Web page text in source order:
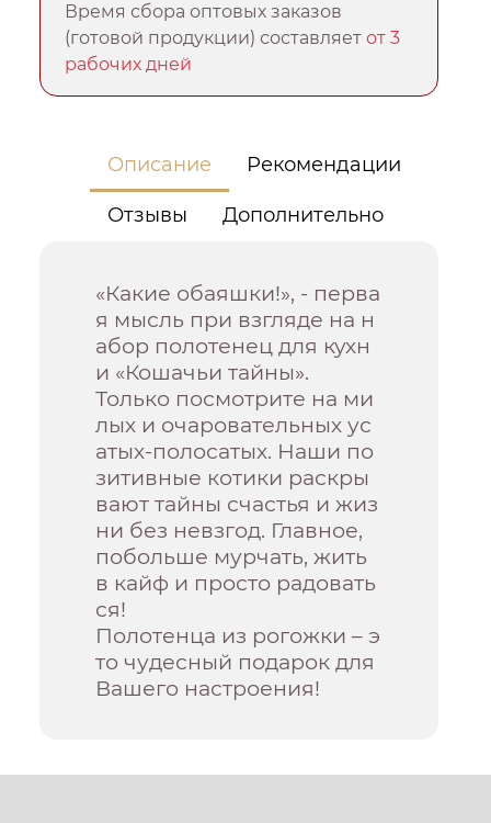
Время сбора оптовых заказов
(готовой продукции) составляетот 3
рабочих дней
Описание Рекомендации
Отзывы Дополнительно
«Какие обаяшки!», - перва
я мысль при взгляде на н
абор полотенец для кухн
и «Кошачьи тайны».
Только посмотрите на ми
лых и очаровательных ус
атых-полосатых. Наши по
зитивные котики раскры
вают тайны счастья и жиз
ни без невзгод. Главное,
побольше мурчать, жить
в кайф и просто радовать
ся!
Полотенца из рогожки – э
то чудесный подарок для
Вашего настроения!